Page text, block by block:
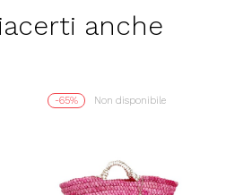
anche
-65% Non disponibile